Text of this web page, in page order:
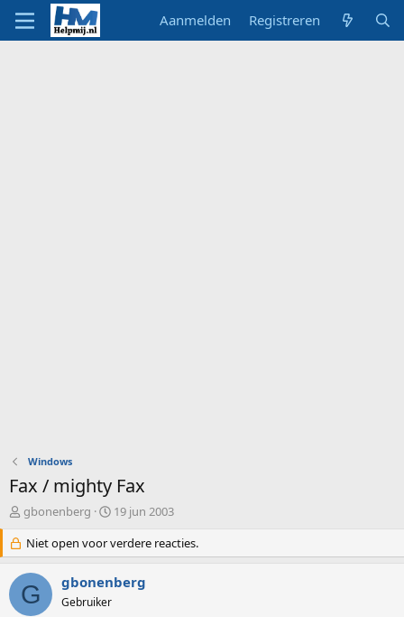
Aanmelden Registreren
Windows
Fax / mighty Fax
O
d
e
r
w
e
gbonenberg
S
a
r
t
d
19 jun 2003
Niet open voor verdere reacties.
G gbonenberg
Gebruiker